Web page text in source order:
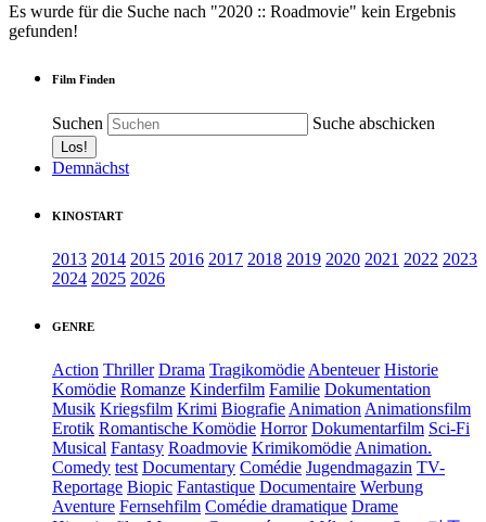
Es wurde für die Suche nach "2020 :: Roadmovie" kein Ergebnis
gefunden!
Film Finden
Suchen Suche abschicken
Demnächst
KINOSTART
2013 2014 2015 2016 2017 2018 2019 2020 2021 2022 2023
2024 2025 2026
GENRE
Action Thriller Drama Tragikomödie Abenteuer Historie
Komödie Romanze Kinderfilm Familie Dokumentation
Musik Kriegsfilm Krimi Biografie Animation Animationsfilm
Erotik Romantische Komödie Horror Dokumentarfilm Sci-Fi
Musical Fantasy Roadmovie Krimikomödie Animation.
Comedy test Documentary Comédie Jugendmagazin TV-
Reportage Biopic Fantastique Documentaire Werbung
Aventure Fernsehfilm Comédie dramatique Drame